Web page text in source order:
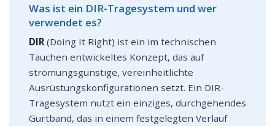
Was ist ein DIR-Tragesystem und wer
verwendet es?
DIR (Doing It Right) ist ein im technischen
Tauchen entwickeltes Konzept, das auf
strömungsgünstige, vereinheitlichte
Ausrüstungskonfigurationen setzt. Ein DIR-
Tragesystem nutzt ein einziges, durchgehendes
Gurtband, das in einem festgelegten Verlauf